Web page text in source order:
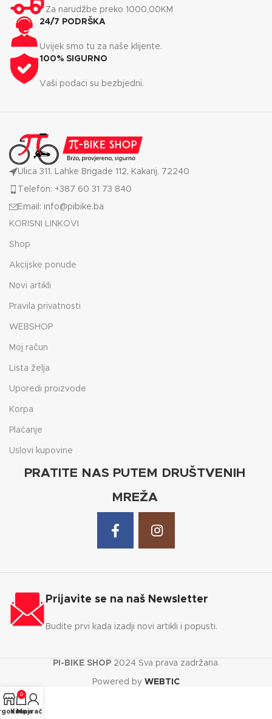
Za narudžbe preko 1000,00KM
24/7 PODRŠKA
Uvijek smo tu za naše klijente.
100% SIGURNO
Vaši podaci su bezbjedni.
Ulica 311. Lahke Brigade 112, Kakanj, 72240
Telefon: +387 60 31 73 840
Email: info@pibike.ba
KORISNI LINKOVI
Shop
Akcijske ponude
Novi artikli
Pravila privatnosti
WEBSHOP
Moj račun
Lista želja
Uporedi proizvode
Korpa
Plaćanje
Uslovi kupovine
PRATITE NAS PUTEM DRUŠTVENIH
MREŽA
Prijavite se na naš Newsletter
Budite prvi kada izadji novi artikli i popusti.
PI-BIKE SHOP 2024 Sva prava zadržana.
Powered by WEBTIC
0
Korpa
Moj račun